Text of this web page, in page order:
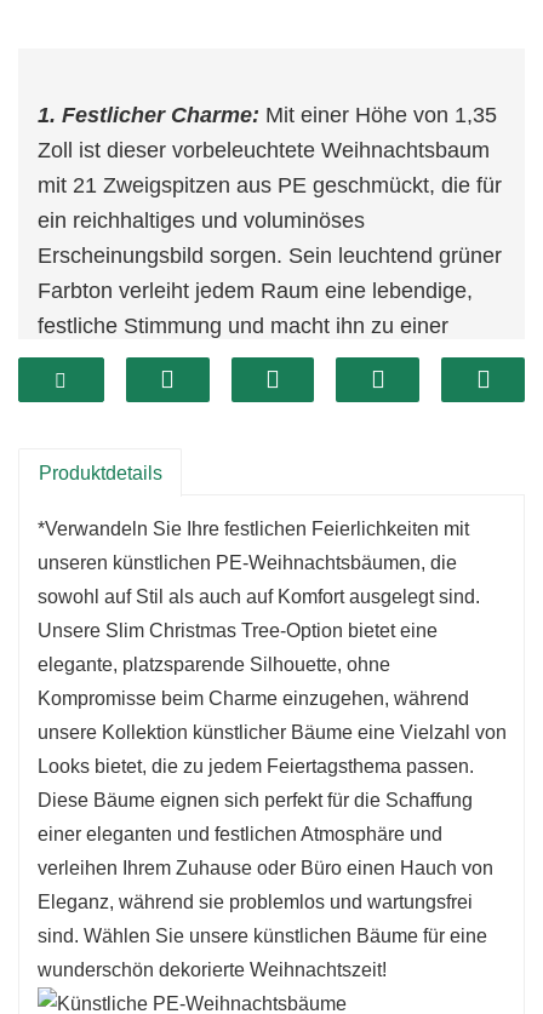
1. Festlicher Charme: Mit einer Höhe von 1,35
Zoll ist dieser vorbeleuchtete Weihnachtsbaum
mit 21 Zweigspitzen aus PE geschmückt, die für
ein reichhaltiges und voluminöses
Erscheinungsbild sorgen. Sein leuchtend grüner
Farbton verleiht jedem Raum eine lebendige,
festliche Stimmung und macht ihn zu einer
ausgezeichneten Wahl, um Ihre
Weihnachtsdekoration sofort aufzuwerten.
Zoll ist dieser vorbeleuchtete Weihnachtsbaum
ein reichhaltiges und voluminöses
Erscheinungsbild sorgen. Sein leuchtend grüner
Farbton verleiht jedem Raum eine lebendige,
festliche Stimmung und ist somit eine
ausgezeichnete Wahl, um Ihre
Weihnachtsdekoration sofort aufzuwerten.
3. Verschiedene Größen:Unser hochwertiger
künstlicher Weihnachtsbaum ist in
verschiedenen Größen erhältlich, darunter 13,5,
17, 22, 26 Zoll und 4 Fuß. Wir bieten auch
sicherzustellen, dass der Baum perfekt Ihren
spezifischen Bedürfnissen und Vorlieben
entspricht.
Produktdetails
*Verwandeln Sie Ihre festlichen Feierlichkeiten mit
unseren künstlichen PE-Weihnachtsbäumen, die
sowohl auf Stil als auch auf Komfort ausgelegt sind.
Unsere Slim Christmas Tree-Option bietet eine
elegante, platzsparende Silhouette, ohne
Kompromisse beim Charme einzugehen, während
unsere Kollektion künstlicher Bäume eine Vielzahl von
Looks bietet, die zu jedem Feiertagsthema passen.
Diese Bäume eignen sich perfekt für die Schaffung
einer eleganten und festlichen Atmosphäre und
verleihen Ihrem Zuhause oder Büro einen Hauch von
Eleganz, während sie problemlos und wartungsfrei
sind. Wählen Sie unsere künstlichen Bäume für eine
wunderschön dekorierte Weihnachtszeit!